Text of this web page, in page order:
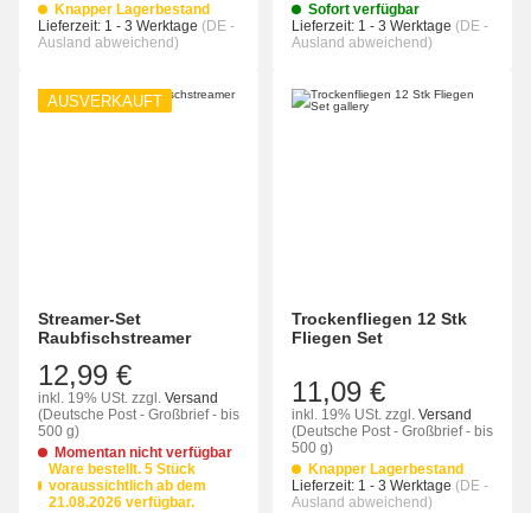
Knapper Lagerbestand
Lieferzeit: 1 - 3 Werktage (DE -
Ausland abweichend)
Sofort verfügbar
Lieferzeit: 1 - 3 Werktage (DE -
Ausland abweichend)
AUSVERKAUFT
Streamer-Set
Raubfischstreamer
12,99 €
inkl. 19% USt. zzgl. Versand
(Deutsche Post - Großbrief - bis
500 g)
Momentan nicht verfügbar
Ware bestellt. 5 Stück
voraussichtlich ab dem
21.08.2026 verfügbar.
Trockenfliegen 12 Stk
Fliegen Set
11,09 €
inkl. 19% USt. zzgl. Versand
(Deutsche Post - Großbrief - bis
500 g)
Knapper Lagerbestand
Lieferzeit: 1 - 3 Werktage (DE -
Ausland abweichend)